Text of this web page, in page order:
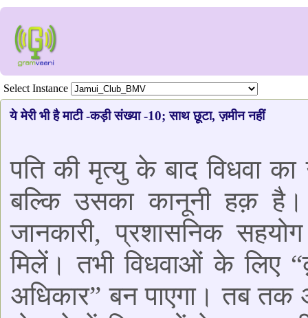
Select Instance
ये मेरी भी है माटी -कड़ी संख्या -10; साथ छूटा, ज़मीन नहीं
पति की मृत्यु के बाद विधवा
बल्कि उसका कानूनी हक़
जानकारी, प्रशासनिक
मिलें। तभी विधवाओं के लिए
अधिकार” बन पाएगा। तब